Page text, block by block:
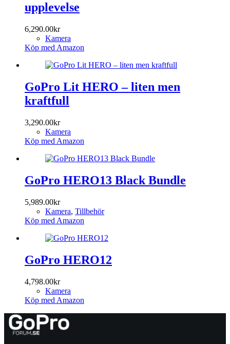
upplevelse
6,290.00kr
Kamera
Köp med Amazon
GoPro Lit HERO – liten men
kraftfull
3,290.00kr
Kamera
Köp med Amazon
GoPro HERO13 Black Bundle
5,989.00kr
Kamera, Tillbehör
Köp med Amazon
GoPro HERO12
4,798.00kr
Kamera
Köp med Amazon